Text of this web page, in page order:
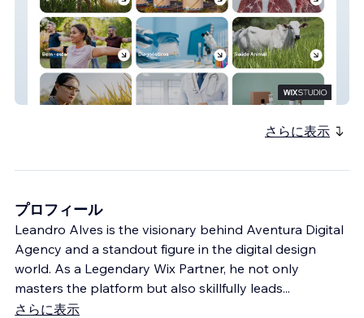
Effatha
さらに表示
プロフィール
Leandro Alves is the visionary behind Aventura Digital
Agency and a standout figure in the digital design
world. As a Legendary Wix Partner, he not only
masters the platform but also skillfully leads...
さらに表示